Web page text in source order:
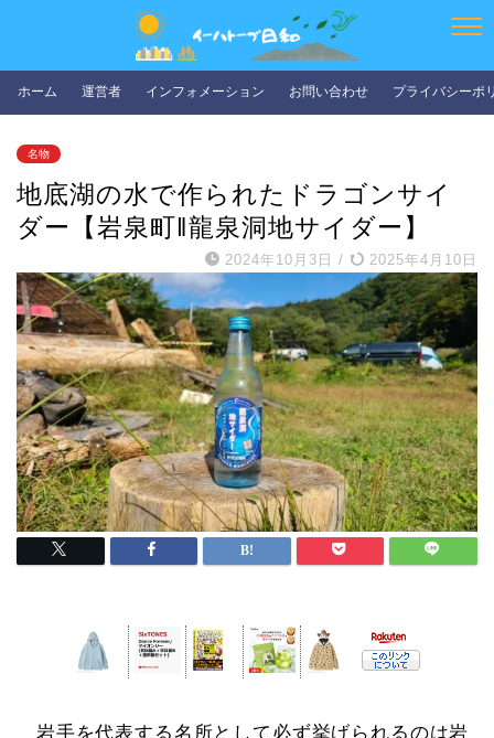
ホーム 運営者 インフォメーション お問い合わせ プライバシーポ
名物
地底湖の水で作られたドラゴンサイ
ダー【岩泉町‖龍泉洞地サイダー】
2024年10月3日 / 2025年4月10日
岩手を代表する名所として必ず挙げられるのは岩